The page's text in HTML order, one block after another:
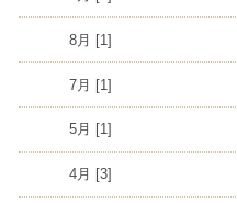
8月 [1]
7月 [1]
5月 [1]
4月 [3]